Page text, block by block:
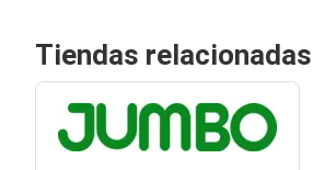
Tiendas relacionadas